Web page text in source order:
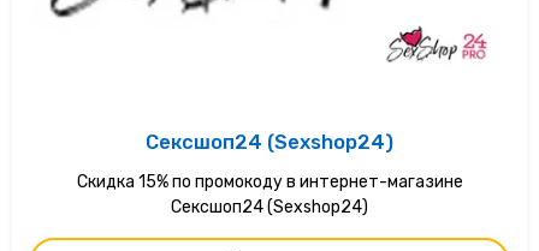
Сексшоп24 (Sexshop24)
Скидка 15% по промокоду в интернет-магазине
Сексшоп24 (Sexshop24)